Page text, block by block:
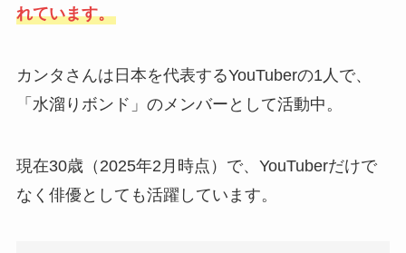
れています。
カンタさんは日本を代表するYouTuberの1人で、
「水溜りボンド」のメンバーとして活動中。
現在30歳（2025年2月時点）で、YouTuberだけで
なく俳優としても活躍しています。